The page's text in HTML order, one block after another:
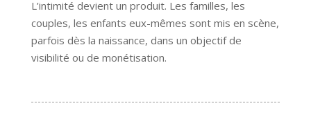
L’intimité devient un produit. Les familles, les
couples, les enfants eux-mêmes sont mis en scène,
parfois dès la naissance, dans un objectif de
visibilité ou de monétisation.